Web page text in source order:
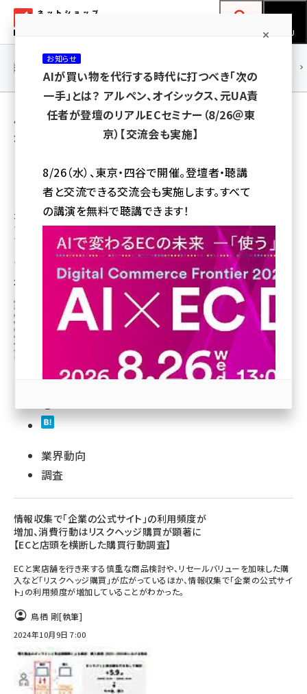
ン
ネットショップ担当者フォーラム
MENU
yahoo (1907)
楽天 (1874)
アスクル (1122)
base (1083)
ビィ・フォアード (777)
revico (744)
連載・特集 |
用語「ポイ活」 が使われている記事の一覧
全 6 記事中 1 ～ 6 を表示中
【シニア女性のデジタル活用】2人に1人はネッ
ト通販を利用、SNSの利用率はInstagramが
トップで22％
コロナ禍を契機に、シニア世代でもデジタル化が進んだ。最新調査によると、
シニア女性の半数超がECを利用。SNSの利用率も顕著に高まっているとい
う。調査結果からコロナ禍の経年トレンドを整理する
2023年12月5日 8:00
業界動向
調査
情報収集で「企業の公式サイト」の利用頻度が
増加、消費行動はリスクヘッジ購買が顕著に
【ECと店頭を横断した購買行動調査】
ECと実店舗を行き来する慎重な商品検討や、リセールバリューを加味した購
入など「リスクヘッジ購買」が広がっているほか、情報収集で「企業の公式サイ
ト」の利用頻度が増加していることがわかった。
鳥栖 剛[執筆]
2024年10月9日 7:00
お知らせ
AIが買い物を代行する時代に打つべき「次の
一手」とは？ アルペン、オイシックス、元UA責
任者が登壇のリアルECセミナー（8/26＠東
京）【交流会も実施】
8/26（水）、東京・四谷で開催。登壇者・聴講
者と交流できる交流会も実施します。すべて
の講演を無料で聴講できます！
参加登録はこちら↑